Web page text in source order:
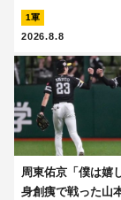
1軍
2026.8.8
周東佑京「僕は嬉
身創痍で戦った山